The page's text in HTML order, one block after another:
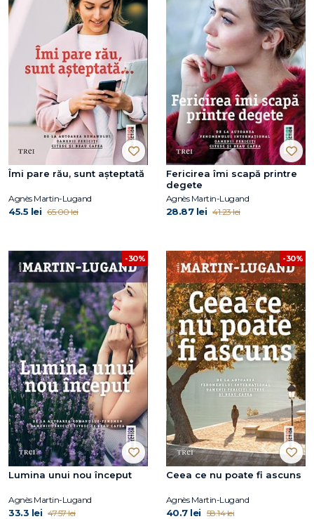
Îmi pare rău, sunt așteptată
Agnès Martin-Lugand
45.5 lei 65.00 lei
Fericirea îmi scapă printre
degete
Agnès Martin-Lugand
28.87 lei 41.23 lei
-30%
Lumina unui nou început
Agnès Martin-Lugand
33.3 lei 47.57 lei
-30%
Ceea ce nu poate fi ascuns
Agnès Martin-Lugand
40.7 lei 58.14 lei